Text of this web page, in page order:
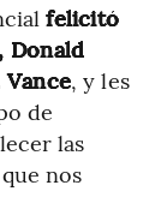
felicitó
Donald
, y les
de
las
nos